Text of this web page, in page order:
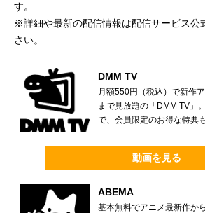
す。
※詳細や最新の配信情報は配信サービス公
さい。
DMM TV
月額550円（税込）で新作
まで見放題の「DMM TV」
で、会員限定のお得な特典
動画を見る
ABEMA
基本無料でアニメ最新作か